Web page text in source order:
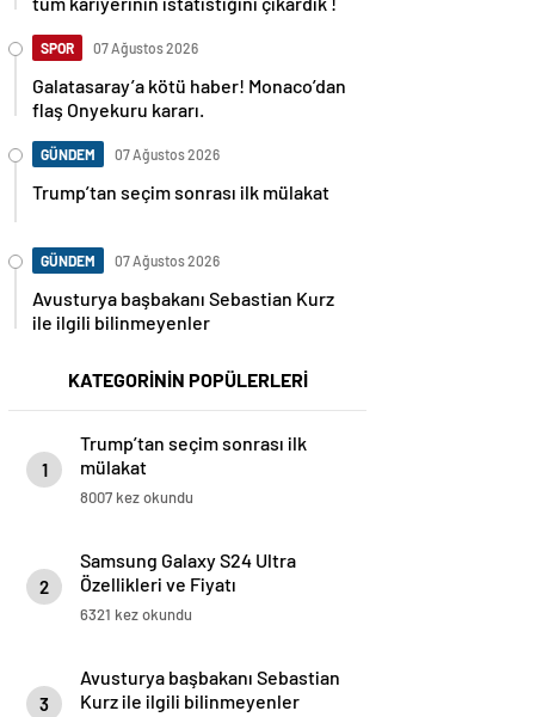
SPOR 07 Ağustos 2026
Galatasaray’a kötü haber! Monaco’dan
flaş Onyekuru kararı.
GÜNDEM 07 Ağustos 2026
Trump’tan seçim sonrası ilk mülakat
GÜNDEM 07 Ağustos 2026
Avusturya başbakanı Sebastian Kurz
ile ilgili bilinmeyenler
KATEGORİNİN POPÜLERLERİ
1
Trump’tan seçim sonrası ilk
mülakat
8007 kez okundu
2
Samsung Galaxy S24 Ultra
Özellikleri ve Fiyatı
6321 kez okundu
3
Avusturya başbakanı Sebastian
Kurz ile ilgili bilinmeyenler